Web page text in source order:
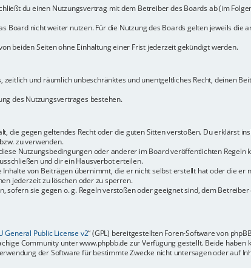
du einen Nutzungsvertrag mit dem Betreiber des Boards ab (im
Board nicht weiter nutzen. Für die Nutzung des Boards gelten jeweils die
beiden Seiten ohne Einhaltung einer Frist jederzeit gekündigt werden.
und räumlich unbeschränktes und unentgeltliches Recht, deinen
des Nutzungsvertrages bestehen.
die gegen geltendes Recht oder die guten Sitten verstoßen. Du erklärst
zu verwenden.
Nutzungsbedingungen oder anderer im Board veröffentlichten Regeln
und dir ein Hausverbot erteilen.
von Beiträgen übernimmt, die er nicht selbst erstellt hat oder die er
jederzeit zu löschen oder zu sperren.
sie gegen o. g. Regeln verstoßen oder geeignet sind, dem
General Public License v2“ (GPL) bereitgestellten Foren-Software von
Community unter www.phpbb.de zur Verfügung gestellt. Beide haben
der Software für bestimmte Zwecke nicht untersagen oder auf